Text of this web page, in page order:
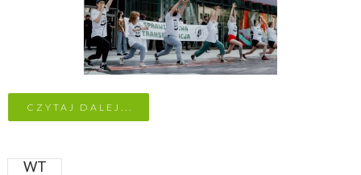
CZYTAJ DALEJ...
WT